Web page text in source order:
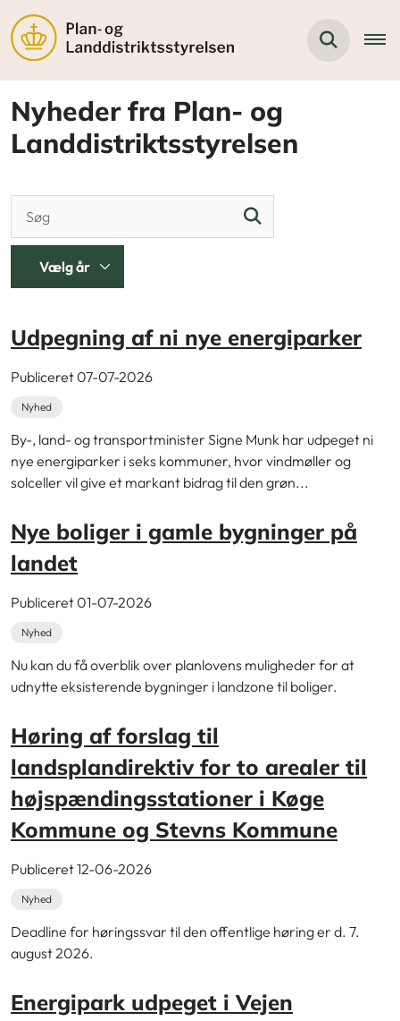
Nyheder fra Plan- og
Landdistriktsstyrelsen
Udpegning af ni nye energiparker
Publiceret 07-07-2026
Nyhed
By-, land- og transportminister Signe Munk har udpeget ni
nye energiparker i seks kommuner, hvor vindmøller og
solceller vil give et markant bidrag til den grøn...
Nye boliger i gamle bygninger på
landet
Publiceret 01-07-2026
Nyhed
Nu kan du få overblik over planlovens muligheder for at
udnytte eksisterende bygninger i landzone til boliger.
Høring af forslag til
landsplandirektiv for to arealer til
højspændingsstationer i Køge
Kommune og Stevns Kommune
Publiceret 12-06-2026
Nyhed
Deadline for høringssvar til den offentlige høring er d. 7.
august 2026.
Energipark udpeget i Vejen